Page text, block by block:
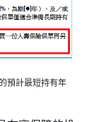
預計最短持有年